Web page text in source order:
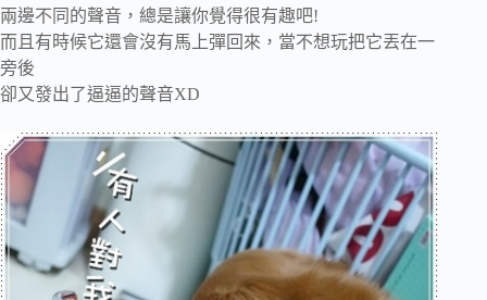
兩邊不同的聲音，總是讓你覺得很有趣吧!
而且有時候它還會沒有馬上彈回來，當不想玩把它丟在一
旁後
卻又發出了逼逼的聲音XD